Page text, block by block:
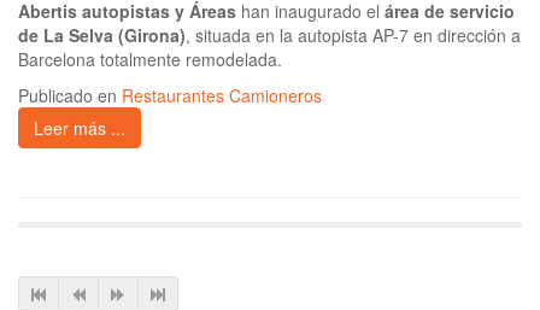
Abertis autopistas y Áreas han inaugurado el área de servicio
de La Selva (Girona), situada en la autopista AP-7 en dirección a
Barcelona totalmente remodelada.
Publicado en Restaurantes Camioneros
Leer más ...